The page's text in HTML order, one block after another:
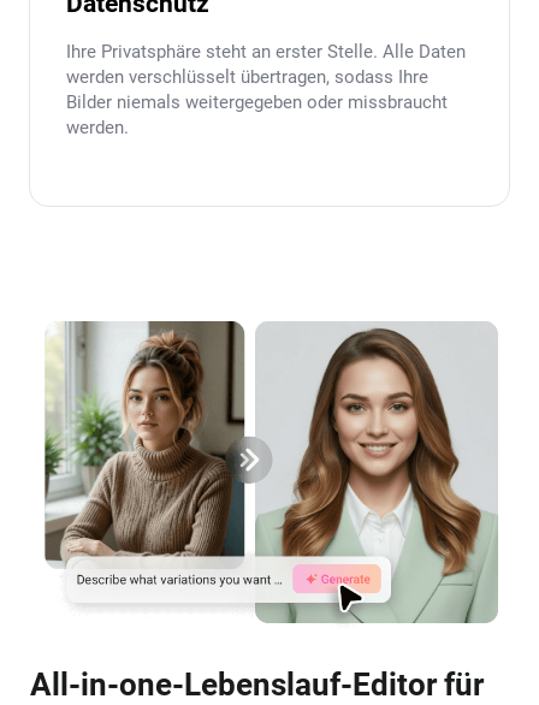
Ihre Privatsphäre steht an erster Stelle. Alle Daten
werden verschlüsselt übertragen, sodass Ihre
Bilder niemals weitergegeben oder missbraucht
werden.
All-in-one-Lebenslauf-Editor für